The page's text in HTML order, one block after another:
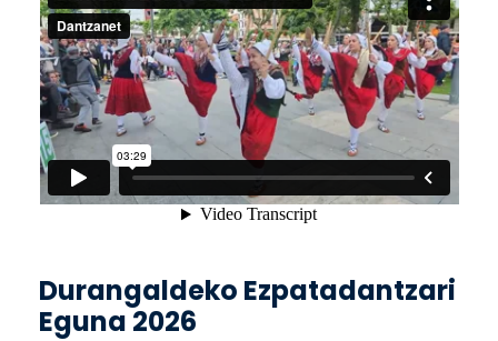
Durangaldeko Ezpatadantzari
Eguna 2026